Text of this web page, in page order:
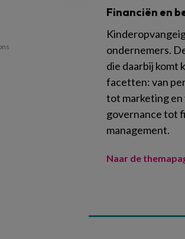
Financiën en
ondernemers.
die daarbij komt
facetten: van
tot marketing en
governance tot
management.
Naar de